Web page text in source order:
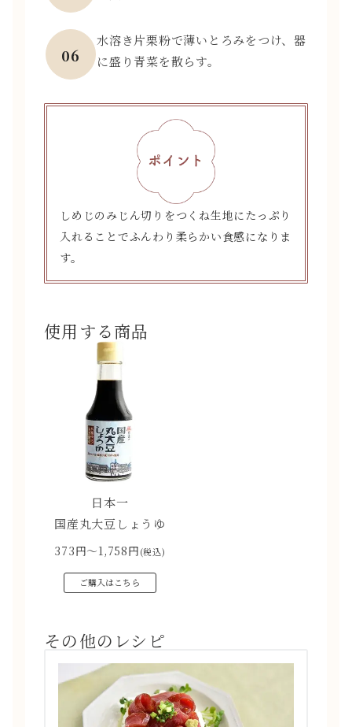
06
水溶き片栗粉で薄いとろみをつけ、器
に盛り青菜を散らす。
しめじのみじん切りをつくね生地にたっぷり
入れることでふんわり柔らかい食感になりま
す。
使用する商品
日本一
国産丸大豆しょうゆ
373円〜1,758円(税込)
ご購入はこちら
その他のレシピ